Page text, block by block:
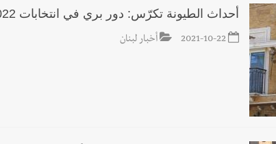
أحداث الطيونة تكرّس: دور بري في انتخابات 2022
2021-10-22 أخبار لبنان